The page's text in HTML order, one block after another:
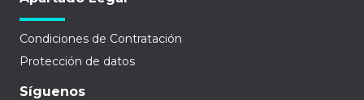
Condiciones de Contratación
Protección de datos
Síguenos